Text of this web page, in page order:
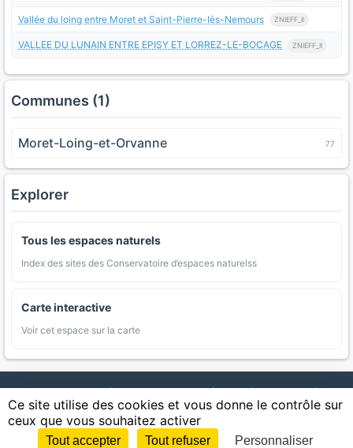
Vallée du loing entre Moret et Saint-Pierre-lès-Nemours ZNIEFF_II
VALLEE DU LUNAIN ENTRE EPISY ET LORREZ-LE-BOCAGE ZNIEFF_II
Communes (1)
Moret-Loing-et-Orvanne 77
Explorer
Tous les espaces naturels
Index des sites des Conservatoire d’espaces naturelss
Carte interactive
Voir cet espace sur la carte
AgriMap — Données agricoles ouvertes | Carte | Communes |
Appellations | Regions | Cultures | Zones protégées | Forets |
Littoral | Espaces naturels | Statistiques
| Confidentialite | CGU | CGV Cookies
Ce site utilise des cookies et vous donne le contrôle sur
ceux que vous souhaitez activer
Tout accepter Tout refuser Personnaliser